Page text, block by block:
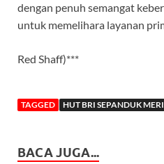
dengan penuh semangat
untuk memelihara layanan
Red Shaff)***
TAGGED HUT BRI SEPANDUK
BACA JUGA...